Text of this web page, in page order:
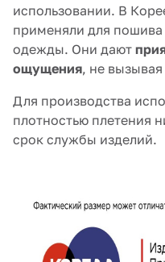
использовании. В
применяли для пошива
одежды. Они дают
ощущения, не
Для производства
плотностью плетения
срок службы изделий.